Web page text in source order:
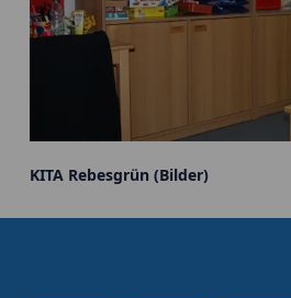
KITA Rebesgrün (Bilder)